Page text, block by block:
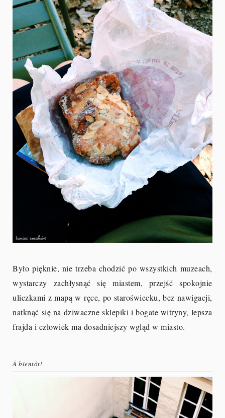
Było pięknie, nie trzeba chodzić po wszystkich muzeach,
wystarczy zachłysnąć się miastem, przejść spokojnie
uliczkami z mapą w ręce, po staroświecku, bez nawigacji,
natknąć się na dziwaczne sklepiki i bogate witryny, lepsza
frajda i człowiek ma dosadniejszy wgląd w miasto.
À bientôt!